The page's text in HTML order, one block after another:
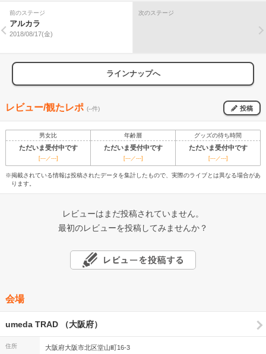
前のステージ
アルカラ
2018/08/17(金)
次のステージ
ラインナップへ
レビュー/観たレポ (--件) 投稿
男女比 年齢層 グッズの待ち時間
ただいま受付中です ただいま受付中です ただいま受付中です
[---／---] [---／---] [---／---]
※掲載されている情報は投稿されたデータを集計したもので、実際のライブとは異なる場合があ
ります。
レビューはまだ投稿されていません。
最初のレビューを投稿してみませんか？
会場
umeda TRAD （大阪府）
住所 大阪府大阪市北区堂山町16-3